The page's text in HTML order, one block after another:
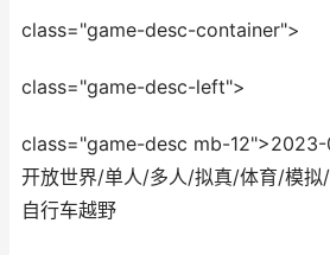
class="game-desc-container">
class="game-desc-left">
class="game-desc mb-12">2023-
开放世界/单人/多人/拟真/体育/模
自行车越野